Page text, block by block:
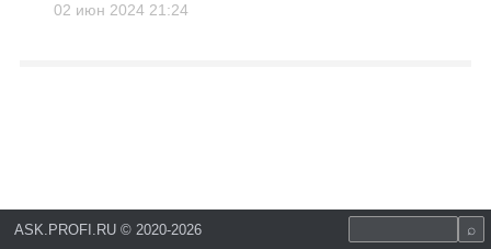
02 июн 2024 21:24
ASK.PROFI.RU © 2020-2026